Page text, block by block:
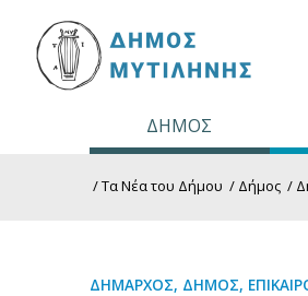
ΔΗΜΟΣ
/Τα Νέα του Δήμου / Δήμος /
ΔΉΜΑΡΧΟΣ, ΔΉΜΟΣ,